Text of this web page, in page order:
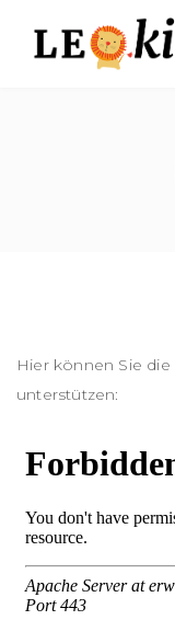
Hier können Sie
unterstützen: